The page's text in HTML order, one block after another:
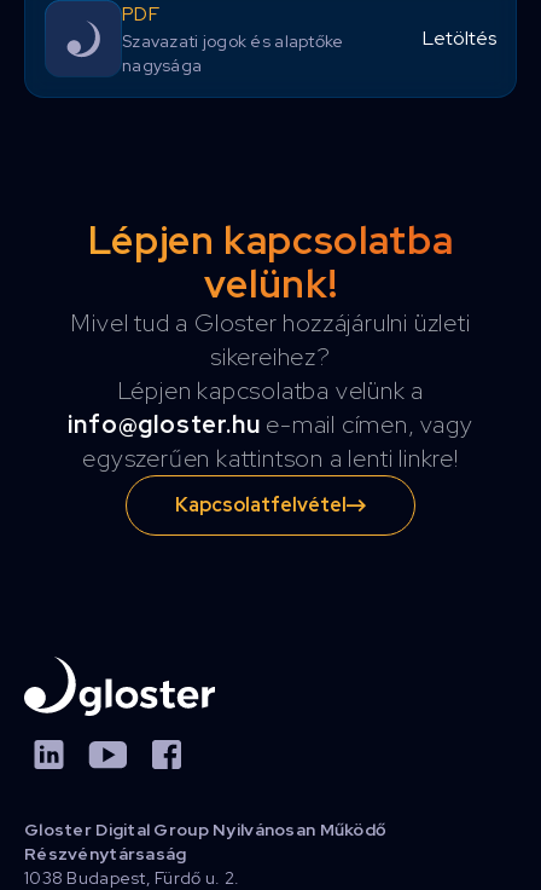
PDF
Szavazati jogok és alaptőke
nagysága
Letöltés
Lépjen kapcsolatba
velünk!
Mivel tud a Gloster hozzájárulni üzleti
sikereihez?
Lépjen kapcsolatba velünk a
info@gloster.hu e-mail címen, vagy
egyszerűen kattintson a lenti linkre!
Kapcsolatfelvétel
Gloster Digital Group Nyilvánosan Működő
Részvénytársaság
1038 Budapest, Fürdő u. 2.